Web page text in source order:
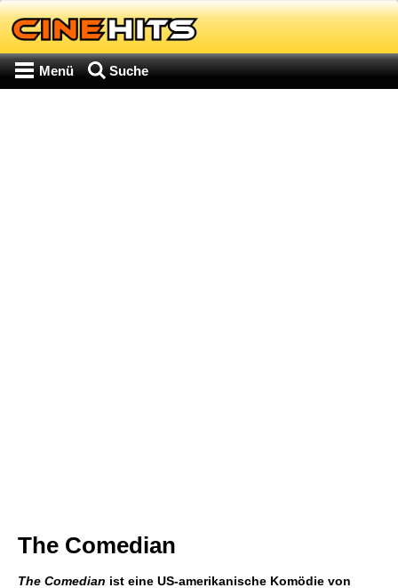
Menü Suche
The Comedian
The Comedian ist eine US-amerikanische Komödie von